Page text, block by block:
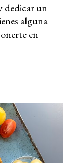
dedicar un
alguna
en